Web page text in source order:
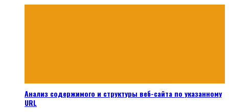
Анализ содержимого и структуры веб-сайта по указанному
URL